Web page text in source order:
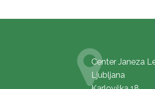
Center Janeza
Ljubljana